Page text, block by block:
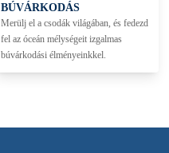
BÚVÁRKODÁS
Merülj el a csodák világában, és fedezd
fel az óceán mélységeit izgalmas
búvárkodási élményeinkkel.